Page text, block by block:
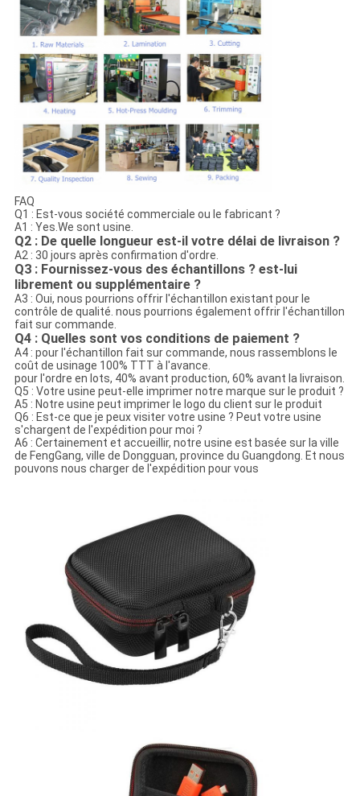
FAQ
Q1 : Est-vous société commerciale ou le fabricant ?
A1 : Yes.We sont usine.
Q2 : De quelle longueur est-il votre délai de livraison ?
A2 : 30 jours après confirmation d'ordre.
Q3 : Fournissez-vous des échantillons ? est-lui
librement ou supplémentaire ?
A3 : Oui, nous pourrions offrir l'échantillon existant pour le
contrôle de qualité. nous pourrions également offrir l'échantillon
fait sur commande.
Q4 : Quelles sont vos conditions de paiement ?
A4 : pour l'échantillon fait sur commande, nous rassemblons le
coût de usinage 100% TTT à l'avance.
pour l'ordre en lots, 40% avant production, 60% avant la livraison.
Q5 : Votre usine peut-elle imprimer notre marque sur le produit ?
A5 : Notre usine peut imprimer le logo du client sur le produit
Q6 : Est-ce que je peux visiter votre usine ? Peut votre usine
s'chargent de l'expédition pour moi ?
A6 : Certainement et accueillir, notre usine est basée sur la ville
de FengGang, ville de Dongguan, province du Guangdong. Et nous
pouvons nous charger de l'expédition pour vous